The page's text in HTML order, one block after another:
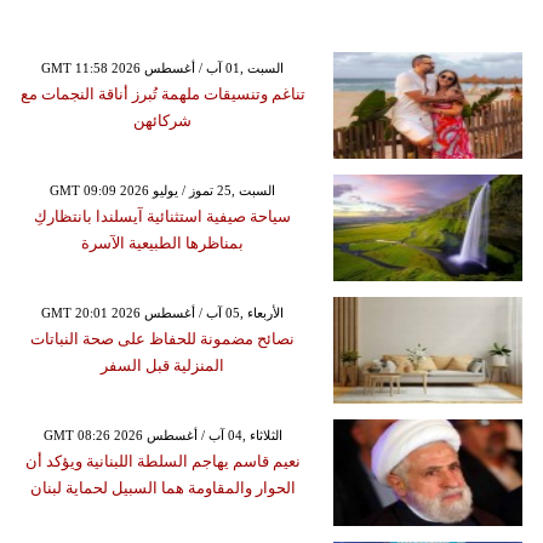
GMT 11:58 2026 السبت ,01 آب / أغسطس
تناغم وتنسيقات ملهمة تُبرز أناقة النجمات مع
شركائهن
GMT 09:09 2026 السبت ,25 تموز / يوليو
سياحة صيفية استثنائية آيسلندا بانتظاركِ
بمناظرها الطبيعية الآسرة
GMT 20:01 2026 الأربعاء ,05 آب / أغسطس
نصائح مضمونة للحفاظ على صحة النباتات
المنزلية قبل السفر
GMT 08:26 2026 الثلاثاء ,04 آب / أغسطس
نعيم قاسم يهاجم السلطة اللبنانية ويؤكد أن
الحوار والمقاومة هما السبيل لحماية لبنان